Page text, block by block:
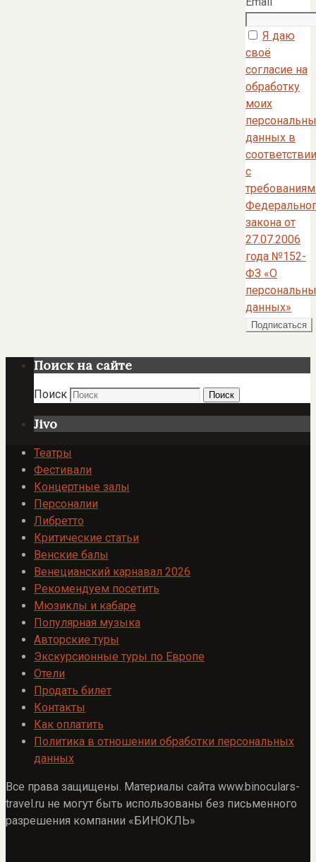
Я даю
своё
согласие на
обработку
моих
данных в
соответствии
с
закона от
27.07.2006
года №152-
ФЗ «О
данных»
Поиск на сайте
Поиск Поиск
Jivo
Театры
Фестивали
Концертные залы
Персоналии
Либретто
Критические статьи
Венские балы
Венецианский карнавал 2026
Рекомендуем посетить
Мюзиклы и кабаре
Популярная музыка
Авторские туры
Экскурсионные туры по Европе
Отели
Продать билет
Контакты
Как оплатить
Политика в отношении обработки персональных
данных
Все права защищены. Материалы сайта www.binoculars-
travel.ru не могут быть использованы без письменного
разрешения компании «БИНОКЛЬ»